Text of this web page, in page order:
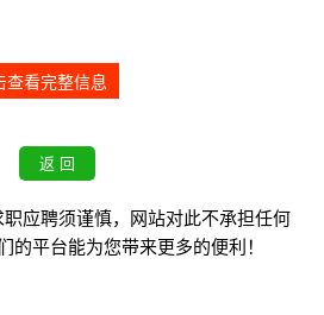
查看完整信息
应聘须谨慎，网站对此不承担任何
的平台能为您带来更多的便利！